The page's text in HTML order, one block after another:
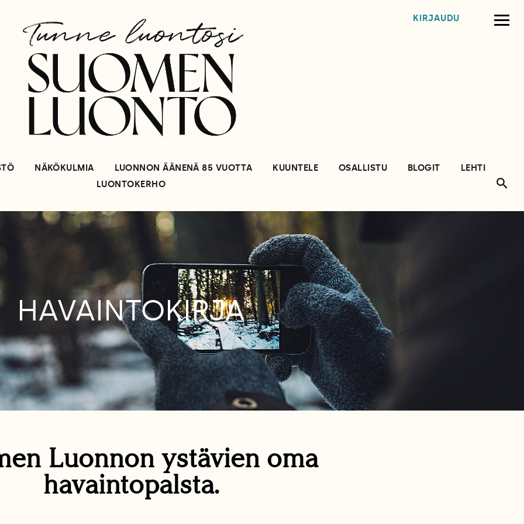
KIRJAUDU
NÄKÖKULMIA LUONNON ÄÄNENÄ 85 VUOTTA KUUNTELE OSALLISTU BLOGIT
LEHTI
LUONTOKERHO
HAVAINTOKIRJA
Luonnon ystävien oma
havaintopalsta.